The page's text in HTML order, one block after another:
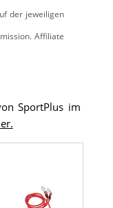
der jeweiligen
SportPlus im